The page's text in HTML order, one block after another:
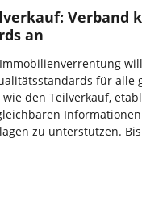
Verband
an
für alle
den Teilverkauf,
zu unterstützen. Bis